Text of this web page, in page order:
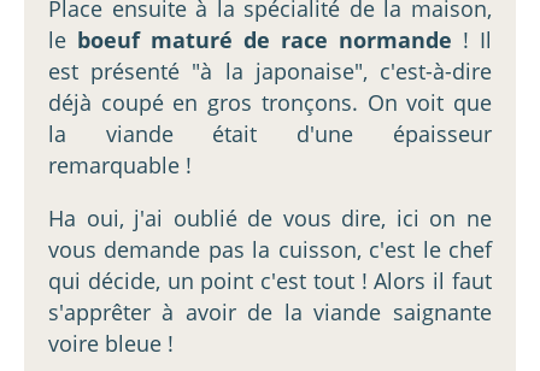
Place ensuite à la spécialité de la maison,
le boeuf maturé de race normande ! Il
est présenté "à la japonaise", c'est-à-dire
déjà coupé en gros tronçons. On voit que
la viande était d'une épaisseur
remarquable !
Ha oui, j'ai oublié de vous dire, ici on ne
vous demande pas la cuisson, c'est le chef
qui décide, un point c'est tout ! Alors il faut
s'apprêter à avoir de la viande saignante
voire bleue !